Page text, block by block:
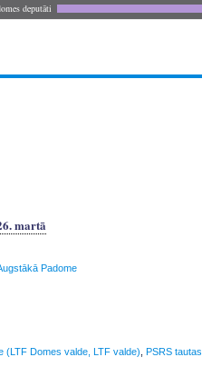
deputāti
martā
Padome
(LTF Domes valde, LTF valde) PSRS tautas